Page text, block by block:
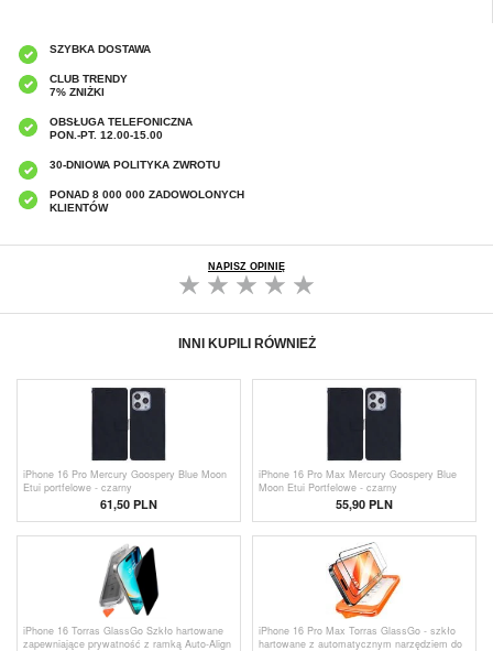
SZYBKA DOSTAWA
CLUB TRENDY
7% ZNIŻKI
OBSŁUGA TELEFONICZNA
PON.-PT. 12.00-15.00
30-DNIOWA POLITYKA ZWROTU
PONAD 8 000 000 ZADOWOLONYCH
KLIENTÓW
NAPISZ OPINIĘ
INNI KUPILI RÓWNIEŻ
iPhone 16 Pro Mercury Goospery Blue Moon
Etui portfelowe - czarny
61,50 PLN
iPhone 16 Pro Max Mercury Goospery Blue
Moon Etui Portfelowe - czarny
55,90 PLN
iPhone 16 Torras GlassGo Szkło hartowane
zapewniające prywatność z ramką Auto-Align
iPhone 16 Pro Max Torras GlassGo - szkło
hartowane z automatycznym narzędziem do